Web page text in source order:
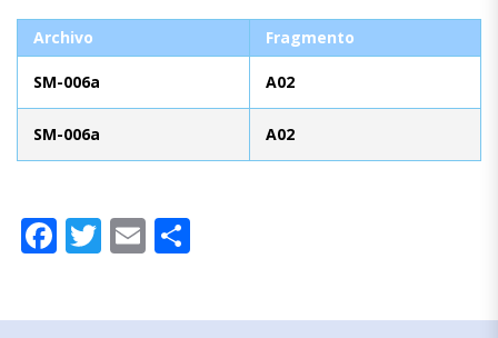
Archivo Fragmento
SM-006a A02
SM-006a A02
Facebook
Twitter
Email